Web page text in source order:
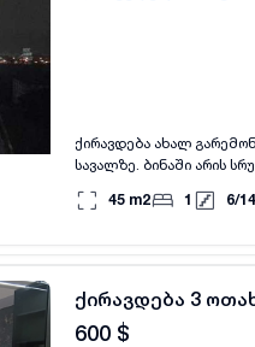
ქირავდება ახალ
სავალზე. ბინაში არის
45 m2 1 6/14
ქირავდება 3
600 $